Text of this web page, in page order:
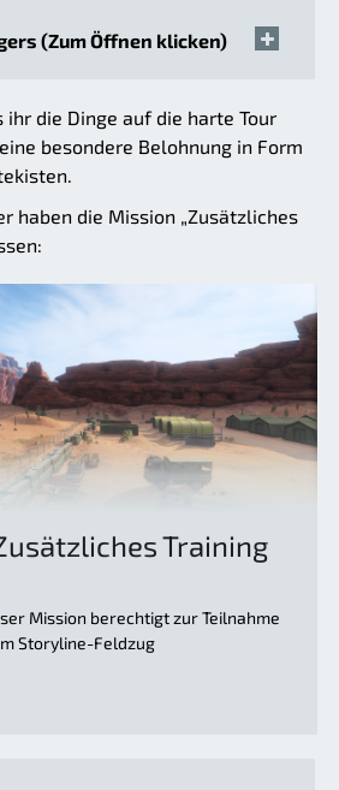
(Zum Öffnen klicken)
ihr die Dinge auf die harte Tour
besondere Belohnung in Form
haben die Mission „Zusätzliches
Training
Mission berechtigt zur Teilnahme
Storyline-Feldzug